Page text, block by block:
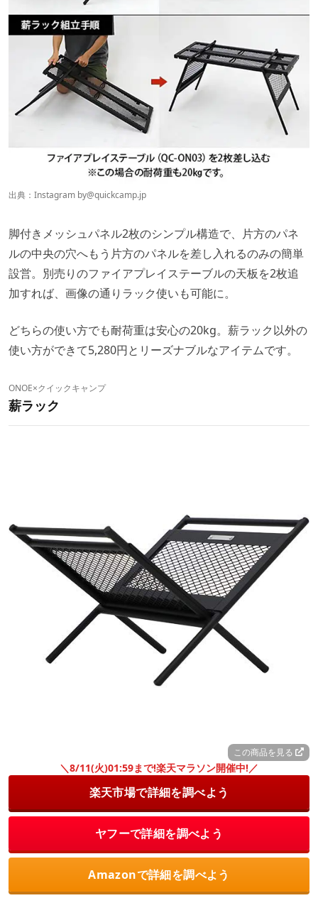
出典：Instagram by@quickcamp.jp
脚付きメッシュパネル2枚のシンプル構造で、片方のパネ
ルの中央の穴へもう片方のパネルを差し入れるのみの簡単
設営。別売りのファイアプレイステーブルの天板を2枚追
加すれば、画像の通りラック使いも可能に。
どちらの使い方でも耐荷重は安心の20kg。薪ラック以外の
使い方ができて5,280円とリーズナブルなアイテムです。
ONOE×クイックキャンプ
薪ラック
この商品を見る
＼8/11(火)01:59まで!楽天マラソン開催中!／
楽天市場で詳細を調べよう
ヤフーで詳細を調べよう
Amazonで詳細を調べよう